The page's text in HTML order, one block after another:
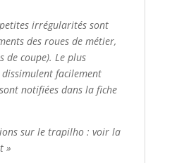
irrégularités sont
des roues de métier,
coupe). Le plus
dissimulent facilement
notifiées dans la fiche
sur le trapilho : voir la
»